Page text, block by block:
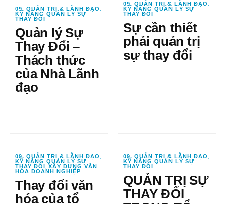
09. QUẢN TRỊ & LÃNH ĐẠO ,
KỸ NĂNG QUẢN LÝ SỰ
THAY ĐỔI
Quản lý Sự
Thay Đổi –
Thách thức
của Nhà Lãnh
đạo
09. QUẢN TRỊ & LÃNH ĐẠO ,
KỸ NĂNG QUẢN LÝ SỰ
THAY ĐỔI
Sự cần thiết
phải quản trị
sự thay đổi
09. QUẢN TRỊ & LÃNH ĐẠO ,
KỸ NĂNG QUẢN LÝ SỰ
THAY ĐỔI, XÂY DỰNG VĂN
HÓA DOANH NGHIỆP
Thay đổi văn
hóa của tổ
09. QUẢN TRỊ & LÃNH ĐẠO ,
KỸ NĂNG QUẢN LÝ SỰ
THAY ĐỔI
QUẢN TRỊ SỰ
THAY ĐỔI